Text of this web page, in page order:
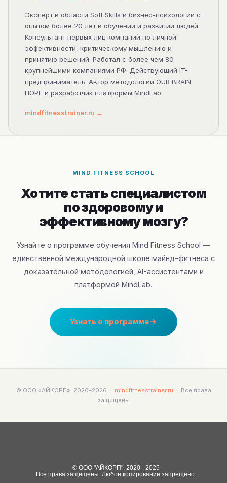
Эксперт в области Soft Skills и бизнес-психологии с
опытом более 20 лет в обучении и развитии людей.
Консультант первых лиц компаний по личной
эффективности, критическому мышлению и
принятию решений. Работал с более чем 80
крупнейшими компаниями РФ. Действующий IT-
предприниматель. Автор методологии OUR BRAIN
HOPE и разработчик платформы MindLab.
mindfitnesstrainer.ru →
MIND FITNESS SCHOOL
Хотите стать специалистом
по здоровому и
эффективному мозгу?
Узнайте о программе обучения Mind Fitness School —
единственной международной школе майнд-фитнеса с
доказательной методологией, AI-ассистентами и
платформой MindLab.
Узнать о программе
© ООО «АЙКОРП», 2020–2026 · mindfitnesstrainer.ru · Все права
защищены
© ООО "АЙКОРП", 2020 - 2025
Все права защищены. Любое копирование запрещено.